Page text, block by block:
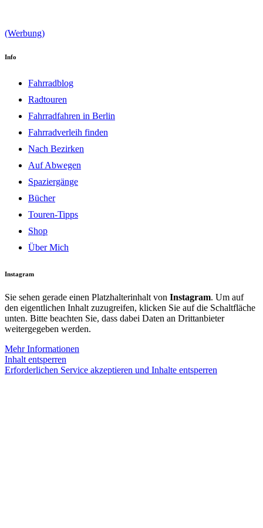
Info
Fahrradblog
Radtouren
Fahrradfahren in Berlin
Fahrradverleih finden
Nach Bezirken
Auf Abwegen
Spaziergänge
Bücher
Touren-Tipps
Shop
Über Mich
Instagram
Sie sehen gerade einen Platzhalterinhalt von Instagram. Um auf
den eigentlichen Inhalt zuzugreifen, klicken Sie auf die Schaltfläche
unten. Bitte beachten Sie, dass dabei Daten an Drittanbieter
weitergegeben werden.
Mehr Informationen
Inhalt entsperren
Erforderlichen Service akzeptieren und Inhalte entsperren